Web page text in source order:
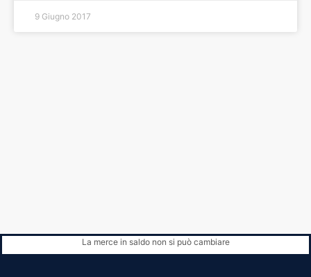
9 Giugno 2017
La merce in saldo non si può cambiare